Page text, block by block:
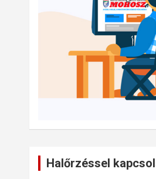
Halőrzéssel